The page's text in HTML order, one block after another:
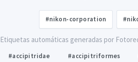
#nikon-corporation
Etiquetas automáticas generadas por
#accipitridae #accipitriformes